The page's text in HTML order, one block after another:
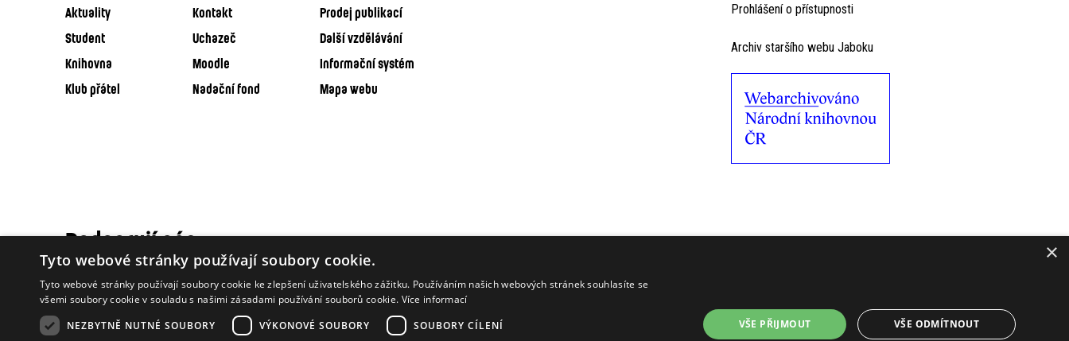
Aktuality Kontakt
Prodej publikací
Student
Uchazeč
Další vzdělávání
Knihovna
Moodle
Informační systém
Klub přátel
Nadační fond Mapa webu
Prohlášení o přístupnosti
Archiv staršího webu Jaboku
Podporují nás ×
Tyto webové stránky používají soubory cookie.
Tyto webové stránky používají soubory cookie ke zlepšení uživatelského zážitku. Používáním našich webových stránek souhlasíte se
všemi soubory cookie v souladu s našimi zásadami používání souborů cookie. Více informací
NEZBYTNĚ NUTNÉ SOUBORY
VÝKONOVÉ SOUBORY SOUBORY CÍLENÍ VŠE PŘIJMOUT VŠE ODMÍTNOUT